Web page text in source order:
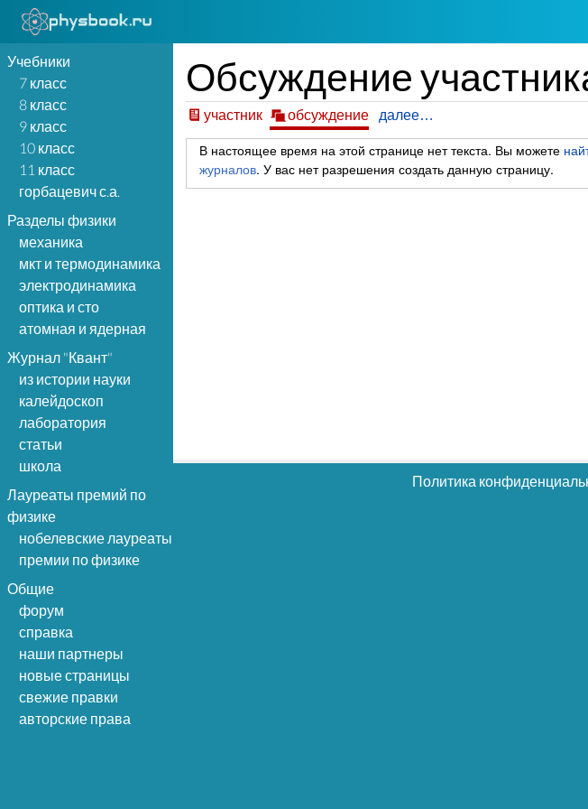
Учебники
7 класс
8 класс
9 класс
10 класс
11 класс
горбацевич с.а.
Разделы физики
механика
мкт и термодинамика
электродинамика
оптика и сто
атомная и ядерная
Журнал "Квант"
из истории науки
калейдоскоп
лаборатория
статьи
школа
Лауреаты премий по
физике
нобелевские лауреаты
премии по физике
Общие
форум
справка
наши партнеры
новые страницы
свежие правки
авторские права
Обсуждение
участник обсуждение далее…
В настоящее время на этой странице нет текста. Вы можете
журналов. У вас нет разрешения создать данную страницу.
Политика